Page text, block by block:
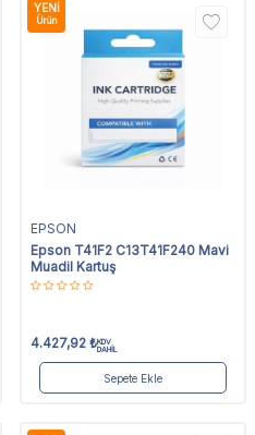
YENI
Ürün
EPSON
Epson T41F2 C13T41F240 Mavi
Muadil Kartuş
4.427,92 ₺KDV
DAHİL
Sepete Ekle